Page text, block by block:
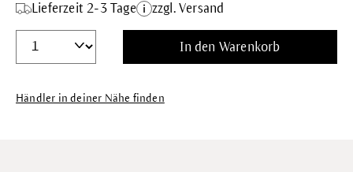
Lieferzeit 2-3 Tage
zzgl. Versand
In den Warenkorb
Händler in deiner Nähe finden